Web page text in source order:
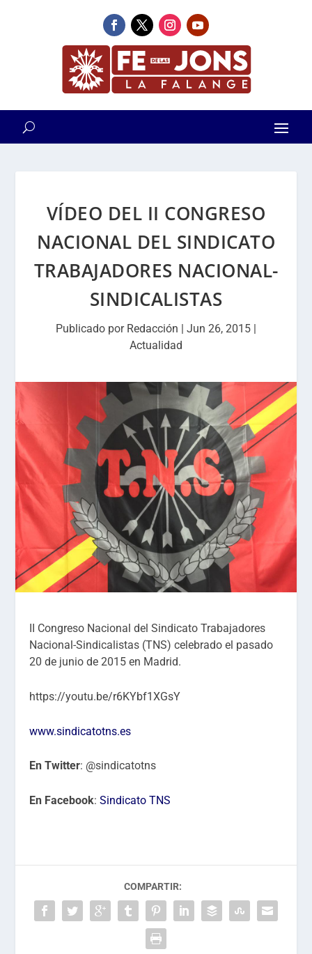
VÍDEO DEL II CONGRESO
NACIONAL DEL SINDICATO
TRABAJADORES NACIONAL-
SINDICALISTAS
Publicado por Redacción | Jun 26, 2015 |
Actualidad
II Congreso Nacional del Sindicato Trabajadores
Nacional-Sindicalistas (TNS) celebrado el pasado
20 de junio de 2015 en Madrid.
https://youtu.be/r6KYbf1XGsY
www.sindicatotns.es
En Twitter: @sindicatotns
En Facebook:Sindicato TNS
COMPARTIR: